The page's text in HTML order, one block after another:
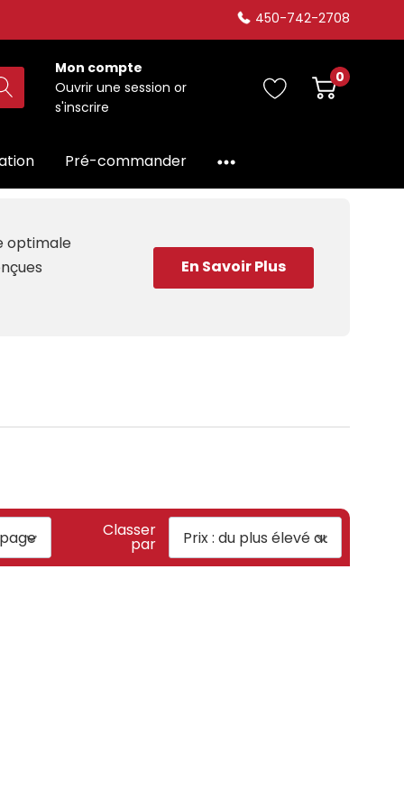
450-742-2708
Mon compte
Ouvrir une session or
s'inscrire
0
Pré-commander
optimale
En Savoir Plus
Classer
par